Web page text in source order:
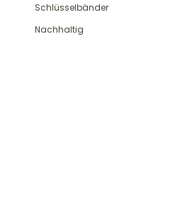
Schlüsselbänder
Nachhaltig